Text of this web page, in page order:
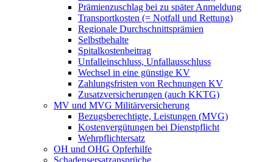
Prämienzuschlag bei zu später Anmeldung
Transportkosten (= Notfall und Rettung)
Regionale Durchschnittsprämien
Selbstbehalte
Spitalkostenbeitrag
Unfalleinschluss, Unfallausschluss
Wechsel in eine günstige KV
Zahlungsfristen von Rechnungen KV
Zusatzversicherungen (auch KKTG)
MV und MVG Militärversicherung
Bezugsberechtigte, Leistungen (MVG)
Kostenvergütungen bei Dienstpflicht
Wehrpflichtersatz
OH und OHG Opferhilfe
Schadensersatzansprüche